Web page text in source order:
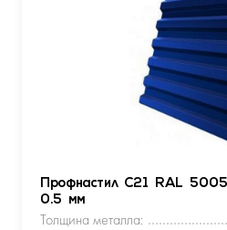
Профнастил С21 RAL 5005
0.5 мм
Толщина металла: